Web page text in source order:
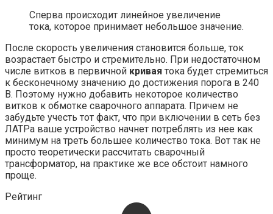
Сперва происходит линейное увеличение
тока, которое принимает небольшое значение.
После скорость увеличения становится больше, ток
возрастает быстро и стремительно. При недостаточном
числе витков в первичной кривая тока будет стремиться
к бесконечному значению до достижения порога в 240
В. Поэтому нужно добавить некоторое количество
витков к обмотке сварочного аппарата. Причем не
забудьте учесть тот факт, что при включении в сеть без
ЛАТРа ваше устройство начнет потреблять из нее как
минимум на треть большее количество тока. Вот так не
просто теоретически рассчитать сварочный
трансформатор, на практике же все обстоит намного
проще.
Рейтинг